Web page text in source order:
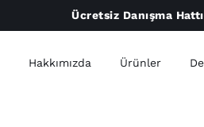
Ücretsiz Danışma
Hakkımızda Ürünler